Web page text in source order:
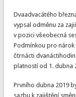
Dvaadvacátého
vypsal odměnu za
v pozici všeobecná
Podmínkou pro
čtrnácti
platností od 1. dubna
Prvního dubna 2019
sazbu k zajištění